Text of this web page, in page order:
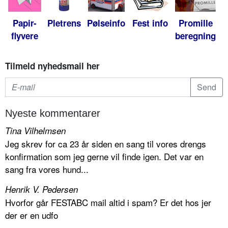
Papir-
flyvere
Pletrens Pølseinfo Fest info
Promille
beregning
Tilmeld nyhedsmail her
Nyeste kommentarer
Tina Vilhelmsen
Jeg skrev for ca 23 år siden en sang til vores drengs
konfirmation som jeg gerne vil finde igen. Det var en
sang fra vores hund...
Henrik V. Pedersen
Hvorfor går FESTABC mail altid i spam? Er det hos jer
der er en udfo